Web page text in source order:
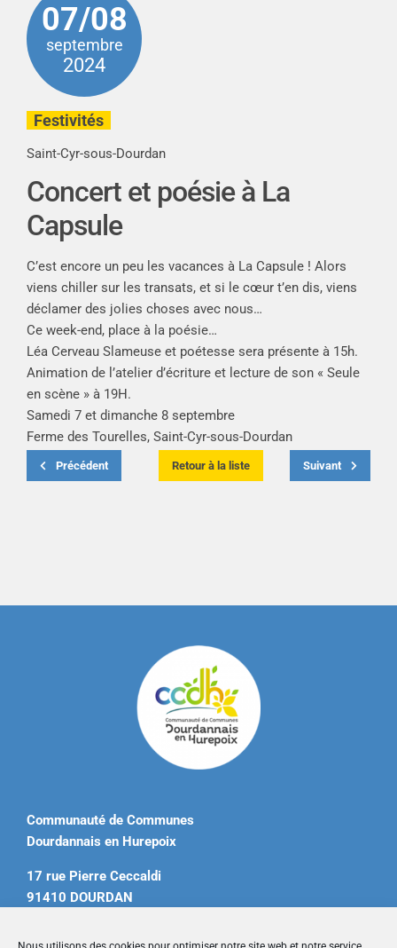
07/08
septembre
2024
Festivités
Saint-Cyr-sous-Dourdan
Concert et poésie à La
Capsule
C’est encore un peu les vacances à La Capsule ! Alors
viens chiller sur les transats, et si le cœur t’en dis, viens
déclamer des jolies choses avec nous…
Ce week-end, place à la poésie…
Léa Cerveau Slameuse et poétesse sera présente à 15h.
Animation de l’atelier d’écriture et lecture de son « Seule
en scène » à 19H.
Samedi 7 et dimanche 8 septembre
Ferme des Tourelles, Saint-Cyr-sous-Dourdan
Précédent Retour à la liste Suivant
Communauté de Communes
Dourdannais en Hurepoix
17 rue Pierre Ceccaldi
91410 DOURDAN